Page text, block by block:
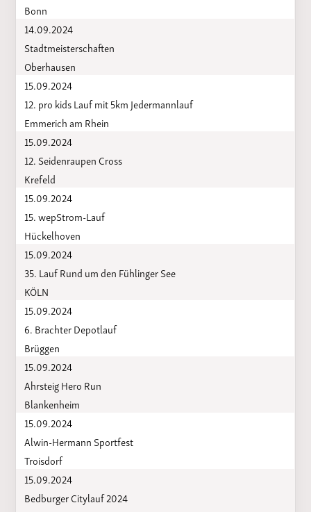
Bonn
14.09.2024
Stadtmeisterschaften
Oberhausen
15.09.2024
12. pro kids Lauf mit 5km Jedermannlauf
Emmerich am Rhein
15.09.2024
12. Seidenraupen Cross
Krefeld
15.09.2024
15. wepStrom-Lauf
Hückelhoven
15.09.2024
35. Lauf Rund um den Fühlinger See
KÖLN
15.09.2024
6. Brachter Depotlauf
Brüggen
15.09.2024
Ahrsteig Hero Run
Blankenheim
15.09.2024
Alwin-Hermann Sportfest
Troisdorf
15.09.2024
Bedburger Citylauf 2024